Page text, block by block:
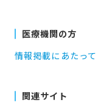
医療機関の方
情報掲載にあたって
関連サイト